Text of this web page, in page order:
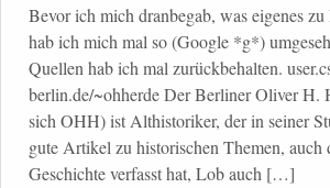
Bevor ich mich dranbegab, was eigenes
hab ich mich mal so (Google *g*)
Quellen hab ich mal zurückbehalten.
berlin.de/~ohherde Der Berliner Oliver H.
sich OHH) ist Althistoriker, der in seiner
gute Artikel zu historischen Themen, auch
Geschichte verfasst hat, Lob auch […]